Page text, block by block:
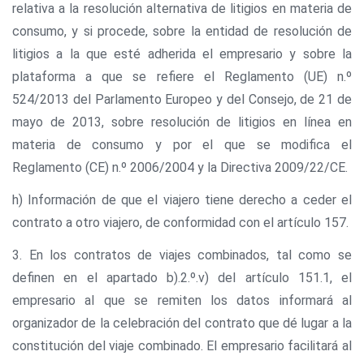
relativa a la resolución alternativa de litigios en materia de
consumo, y si procede, sobre la entidad de resolución de
litigios a la que esté adherida el empresario y sobre la
plataforma a que se refiere el Reglamento (UE) n.º
524/2013 del Parlamento Europeo y del Consejo, de 21 de
mayo de 2013, sobre resolución de litigios en línea en
materia de consumo y por el que se modifica el
Reglamento (CE) n.º 2006/2004 y la Directiva 2009/22/CE.
h) Información de que el viajero tiene derecho a ceder el
contrato a otro viajero, de conformidad con el artículo 157.
3. En los contratos de viajes combinados, tal como se
definen en el apartado b).2.º.v) del artículo 151.1, el
empresario al que se remiten los datos informará al
organizador de la celebración del contrato que dé lugar a la
constitución del viaje combinado. El empresario facilitará al